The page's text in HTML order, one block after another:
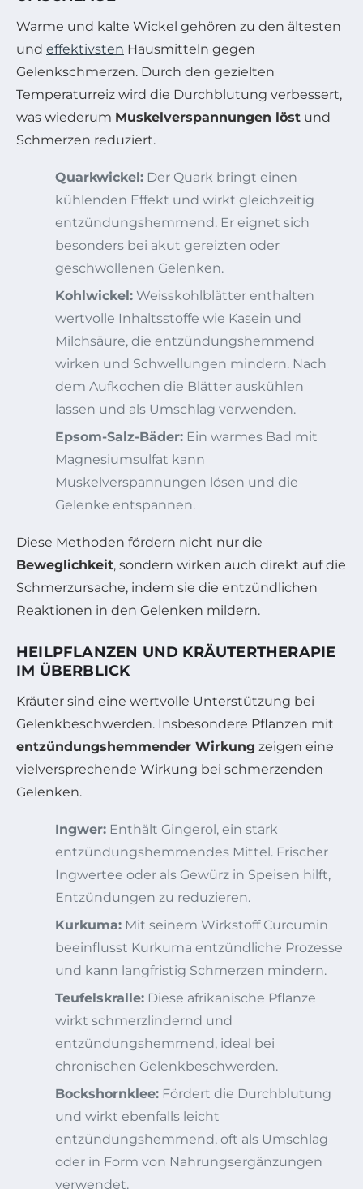
Warme und kalte Wickel gehören zu den ältesten
und effektivsten Hausmitteln gegen
Gelenkschmerzen. Durch den gezielten
Temperaturreiz wird die Durchblutung verbessert,
was wiederum Muskelverspannungen löst und
Schmerzen reduziert.
Quarkwickel: Der Quark bringt einen
kühlenden Effekt und wirkt gleichzeitig
entzündungshemmend. Er eignet sich
besonders bei akut gereizten oder
geschwollenen Gelenken.
Kohlwickel: Weisskohlblätter enthalten
wertvolle Inhaltsstoffe wie Kasein und
Milchsäure, die entzündungshemmend
wirken und Schwellungen mindern. Nach
dem Aufkochen die Blätter auskühlen
lassen und als Umschlag verwenden.
Epsom-Salz-Bäder: Ein warmes Bad mit
Magnesiumsulfat kann
Muskelverspannungen lösen und die
Gelenke entspannen.
Diese Methoden fördern nicht nur die
Beweglichkeit, sondern wirken auch direkt auf die
Schmerzursache, indem sie die entzündlichen
Reaktionen in den Gelenken mildern.
HEILPFLANZEN UND KRÄUTERTHERAPIE
IM ÜBERBLICK
Kräuter sind eine wertvolle Unterstützung bei
Gelenkbeschwerden. Insbesondere Pflanzen mit
entzündungshemmender Wirkung zeigen eine
vielversprechende Wirkung bei schmerzenden
Gelenken.
Ingwer: Enthält Gingerol, ein stark
entzündungshemmendes Mittel. Frischer
Ingwertee oder als Gewürz in Speisen hilft,
Entzündungen zu reduzieren.
Kurkuma: Mit seinem Wirkstoff Curcumin
beeinflusst Kurkuma entzündliche Prozesse
und kann langfristig Schmerzen mindern.
Teufelskralle: Diese afrikanische Pflanze
wirkt schmerzlindernd und
entzündungshemmend, ideal bei
chronischen Gelenkbeschwerden.
Bockshornklee: Fördert die Durchblutung
und wirkt ebenfalls leicht
entzündungshemmend, oft als Umschlag
oder in Form von Nahrungsergänzungen
verwendet.